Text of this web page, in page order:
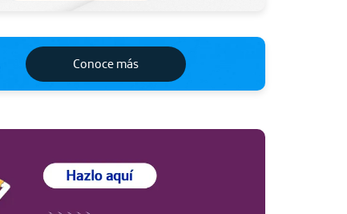
Conoce más